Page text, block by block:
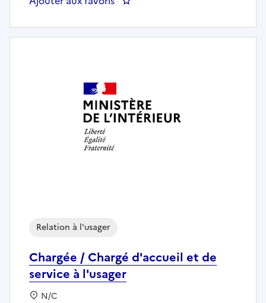
Chargée / Chargé d'accueil et de
service à l'usager
Relation à l'usager
Localisation :
N/C